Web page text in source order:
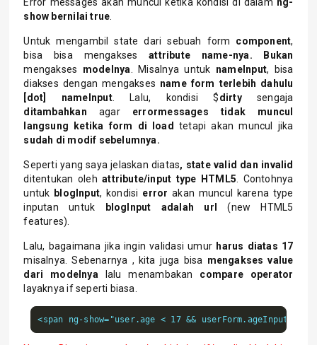
Error messages akan muncul ketika kondisi di dalam ng-
show bernilai true.
Untuk mengambil state dari sebuah form component,
bisa bisa mengaksesattribute name-nya.
Bukan
mengakses modelnya. Misalnya untuk nameInput, bisa
diakses dengan mengakses name form terlebih dahulu
[dot] nameInput. Lalu, kondisi $dirtysengaja
ditambahkan agar errormessages tidak muncul
langsung ketika form di load tetapi akan muncul jika
sudah di modif sebelumnya.
Seperti yang saya jelaskan diatas, state valid dan invalid
ditentukan olehattribute/input type HTML5. Contohnya
untuk blogInput, kondisi error akan muncul karena type
inputan untuk
blogInput adalah url
(new HTML5
features).
Lalu, bagaimana jika ingin validasi umur harus diatas 17
misalnya. Sebenarnya , kita juga bisa mengakses value
dari modelnyalalu menambakan compare operator
layaknya if seperti biasa.
<span ng-show="user.age < 17 &&